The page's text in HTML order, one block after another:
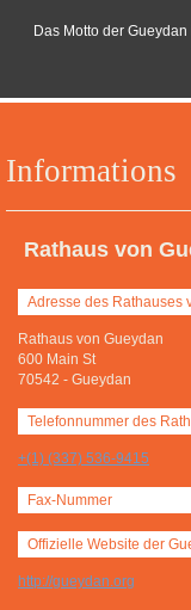
Informations
Rathaus von
Adresse des Rathauses
Rathaus von Gueydan
600 Main St
70542 - Gueydan
Telefonnummer des
+(1) (337) 536-9415
Fax-Nummer
Offizielle Website der
http://gueydan.org
Das Motto der